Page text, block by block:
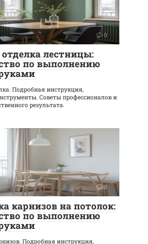
0
лестницы:
по выполнению
Подробная инструкция,
Советы профессионалов и
результата.
0
карнизов на потолок:
по выполнению
Подробная инструкция,